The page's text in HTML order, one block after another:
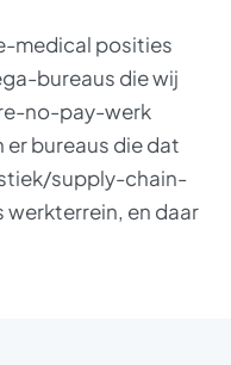
medical posities
bureaus die wij
no-pay-werk
bureaus die dat
supply-chain-
werkterrein, en daar